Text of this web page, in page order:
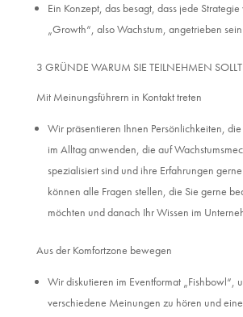
Ein Konzept, das besagt, dass jede
„Growth“, also Wachstum, angetrieben
3 GRÜNDE WARUM SIE TEILNEHMEN
Mit Meinungsführern in Kontakt treten
Wir präsentieren Ihnen Persönlichkeiten,
im Alltag anwenden, die auf
spezialisiert sind und ihre Erfahrungen
können alle Fragen stellen, die Sie gerne
möchten und danach Ihr Wissen im
Aus der Komfortzone bewegen
Wir diskutieren im Eventformat „Fishbowl“,
verschiedene Meinungen zu hören und